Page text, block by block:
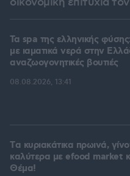
Τα spa της ελληνικής
με ιαματικά νερά στην
αναζωογονητικές βουτιές
08.08.2026, 13:41
Tα κυριακάτικα πρωινά,
καλύτερα με efood market
Θέμα!